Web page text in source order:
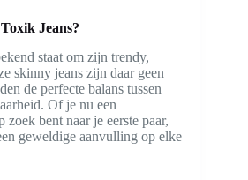
Jeans?
staat om zijn trendy,
skinny jeans zijn daar geen
de perfecte balans tussen
Of je nu een
zoek bent naar je eerste paar,
geweldige aanvulling op elke